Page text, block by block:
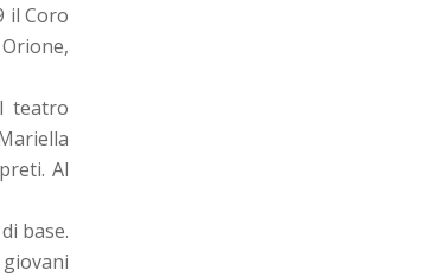
il Coro
teatro
Al
base.